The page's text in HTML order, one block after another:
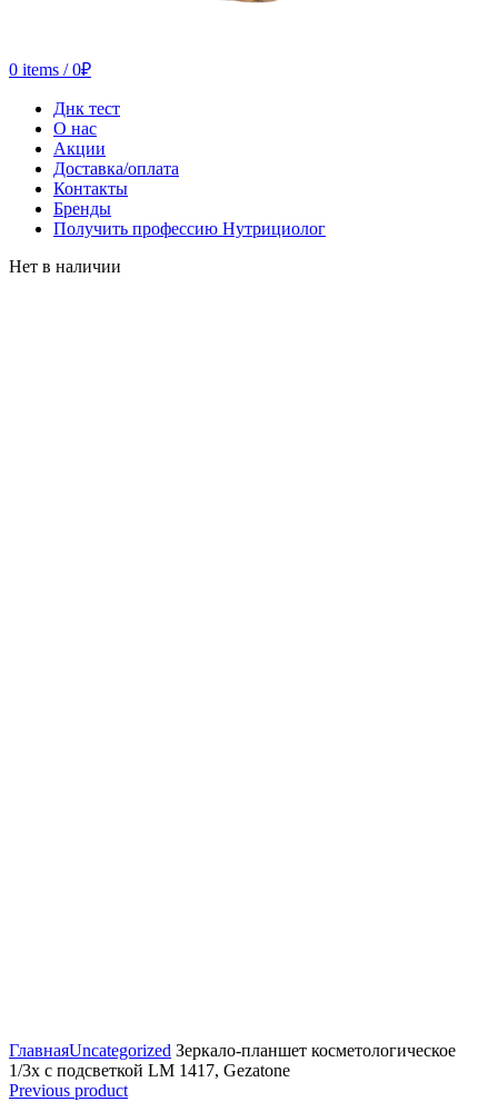
0 items / 0₽
Днк тест
О нас
Акции
Доставка/оплата
Контакты
Бренды
Получить профессию Нутрициолог
Нет в наличии
ГлавнаяUncategorized Зеркало-планшет косметологическое
1/3х с подсветкой LM 1417, Gezatone
Previous product